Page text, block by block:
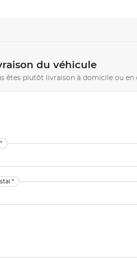
du véhicule
êtes plutôt livraison à domicile ou en
*